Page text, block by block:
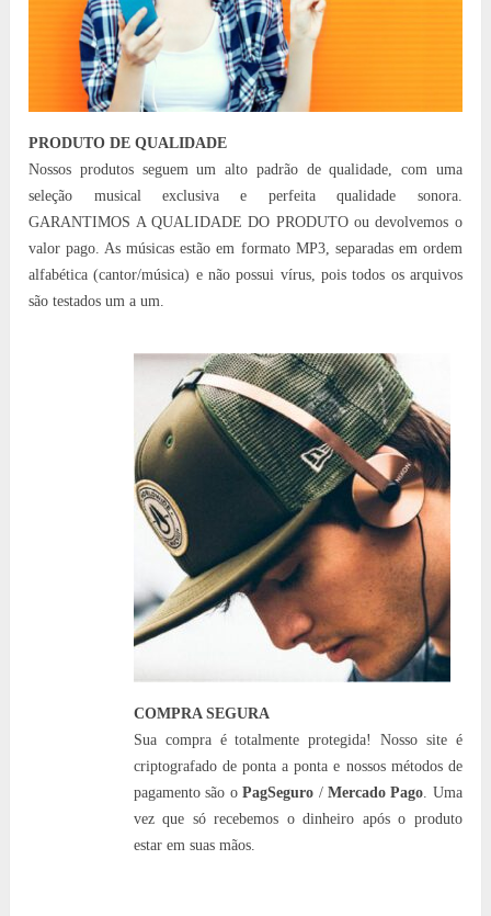
PRODUTO DE QUALIDADE
Nossos produtos seguem um alto padrão de qualidade, com uma
seleção musical exclusiva e perfeita qualidade sonora.
GARANTIMOS A QUALIDADE DO PRODUTO ou devolvemos o
valor pago. As músicas estão em formato MP3, separadas em ordem
alfabética (cantor/música) e não possui vírus, pois todos os arquivos
são testados um a um.
COMPRA SEGURA
Sua compra é totalmente protegida! Nosso site é
criptografado de ponta a ponta e nossos métodos de
pagamento são oPagSeguro /Mercado Pago. Uma
vez que só recebemos o dinheiro após o produto
estar em suas mãos.